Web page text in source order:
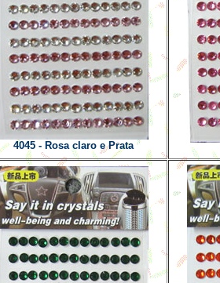
4045 - Rosa claro e Prata